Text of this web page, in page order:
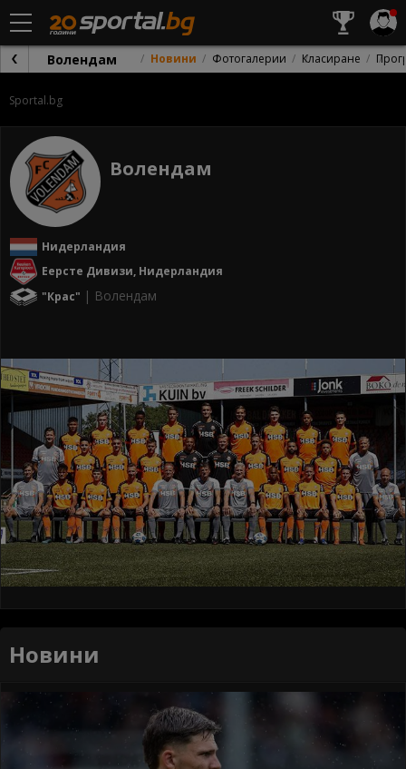
Волендам Новини Фотогалерии Класиране
Sportal.bg
Волендам
Нидерландия
Еерсте Дивизи, Нидерландия
"Крас" | Волендам
Новини